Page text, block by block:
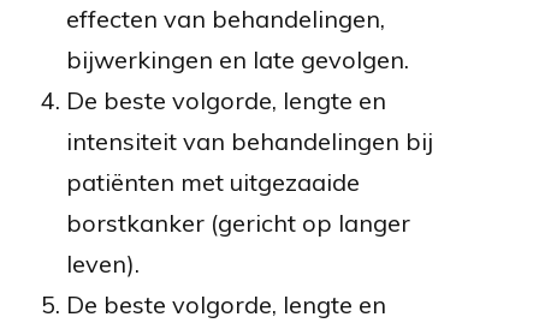
effecten van behandelingen,
bijwerkingen en late gevolgen.
De beste volgorde, lengte en
intensiteit van behandelingen bij
patiënten met uitgezaaide
borstkanker (gericht op langer
leven).
De beste volgorde, lengte en